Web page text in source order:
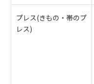
プレス(きもの・帯のプ
レス)